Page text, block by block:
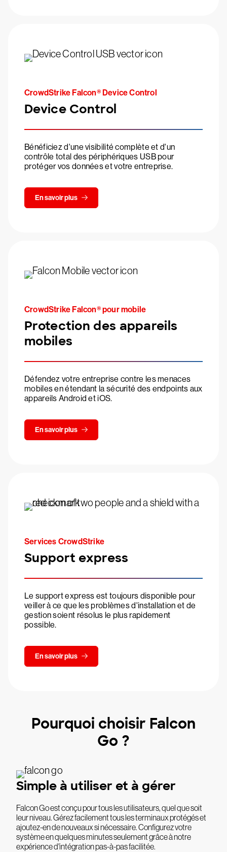
CrowdStrike Falcon® Device Control
Device Control
Bénéficiez d'une visibilité complète et d'un
contrôle total des périphériques USB pour
protéger vos données et votre entreprise.
En savoir plus
CrowdStrike Falcon® pour mobile
Protection des appareils
mobiles
Défendez votre entreprise contre les menaces
mobiles en étendant la sécurité des endpoints aux
appareils Android et iOS.
En savoir plus
Services CrowdStrike
Support express
Le support express est toujours disponible pour
veiller à ce que les problèmes d'installation et de
gestion soient résolus le plus rapidement
possible.
En savoir plus
Pourquoi choisir Falcon
Go ?
Simple à utiliser et à gérer
Falcon Go est conçu pour tous les utilisateurs, quel que soit
leur niveau. Gérez facilement tous les terminaux protégés et
ajoutez-en de nouveaux si nécessaire. Configurez votre
système en quelques minutes seulement grâce à notre
expérience d'intégration pas-à-pas facilitée.